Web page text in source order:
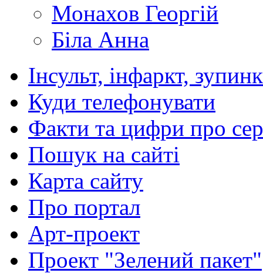
Монахов Георгій
Біла Анна
Інсульт, інфаркт,
Куди телефонувати
Факти та цифри про
Пошук на сайті
Карта сайту
Про портал
Арт-проект
Проект "Зелений пакет"